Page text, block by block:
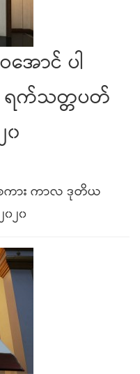
အောင် ပါ
က်သတ္တပတ်
၀
စကား ကာလ ဒုတိယ
၂၀